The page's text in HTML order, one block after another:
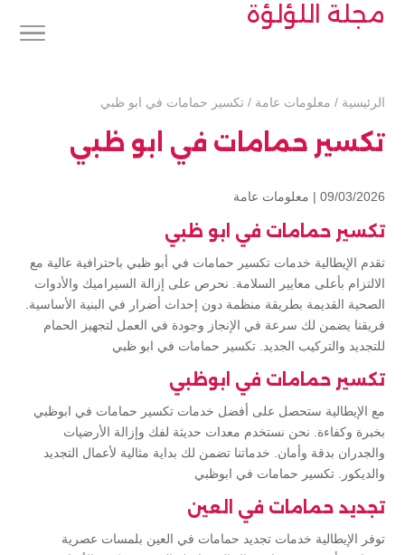
مجلة اللؤلؤة
الرئيسية / معلومات عامة / تكسير حمامات في ابو ظبي
تكسير حمامات في ابو ظبي
09/03/2026 | معلومات عامة
تكسير حمامات في ابو ظبي
تقدم الإيطالية خدمات تكسير حمامات في أبو ظبي باحترافية عالية مع
الالتزام بأعلى معايير السلامة. نحرص على إزالة السيراميك والأدوات
الصحية القديمة بطريقة منظمة دون إحداث أضرار في البنية الأساسية.
فريقنا يضمن لك سرعة في الإنجاز وجودة في العمل لتجهيز الحمام
للتجديد والتركيب الجديد. تكسير حمامات في ابو ظبي
تكسير حمامات في ابوظبي
مع الإيطالية ستحصل على أفضل خدمات تكسير حمامات في ابوظبي
بخبرة وكفاءة. نحن نستخدم معدات حديثة لفك وإزالة الأرضيات
والجدران بدقة وأمان. خدماتنا تضمن لك بداية مثالية لأعمال التجديد
والديكور. تكسير حمامات في ابوظبي
تجديد حمامات في العين
توفر الإيطالية خدمات تجديد حمامات في العين بلمسات عصرية